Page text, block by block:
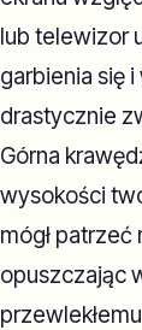
lub telewizor
garbienia się
drastycznie
Górna
wysokości
mógł patrzeć
opuszczając